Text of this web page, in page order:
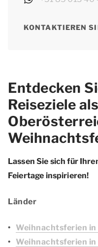
KONTAKTIEREN
Entdecken
Reiseziele
Lassen Sie sich für
Feiertage inspirieren!
Länder
Weihnachtsferien in
Weihnachtsferien in